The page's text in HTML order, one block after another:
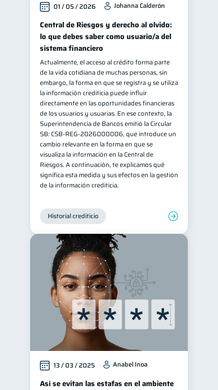
01 / 05 / 2026 Johanna Calderón
Central de Riesgos y derecho al olvido:
lo que debes saber como usuario/a del
sistema financiero
Actualmente, el acceso al crédito forma parte
de la vida cotidiana de muchas personas, sin
embargo, la forma en que se registra y se utiliza
la información crediticia puede influir
directamente en las oportunidades financieras
de los usuarios y usuarias. En ese contexto, la
Superintendencia de Bancos emitió la Circular
SB: CSB-REG-2026000006, que introduce un
cambio relevante en la forma en que se
visualiza la información en la Central de
Riesgos. A continuación, te explicamos qué
significa esta medida y sus efectos en la gestión
de la información crediticia.
Historial crediticio
13 / 03 / 2025 Anabel Inoa
Así se evitan las estafas en el ambiente